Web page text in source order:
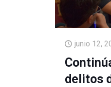
junio 12,
delitos